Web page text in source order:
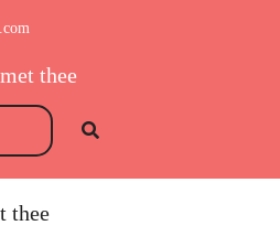
thee
thee